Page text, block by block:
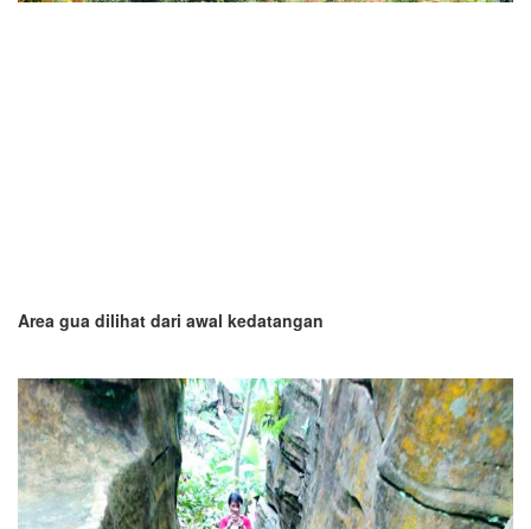
Area gua dilihat dari awal kedatangan